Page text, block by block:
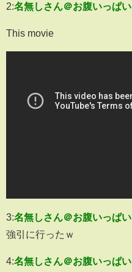
2:名無しさん＠お腹いっぱい
This movie
3:名無しさん＠お腹いっぱい
強引に行ったｗ
4:名無しさん＠お腹いっぱい